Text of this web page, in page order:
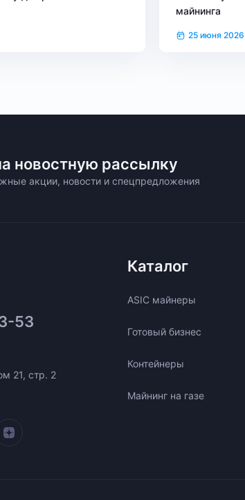
майнинга
25 июня 2026
новостную рассылку
акции, новости и спецпредложения
53
21, стр. 2
Каталог
ASIC майнеры
Готовый бизнес
Контейнеры
Майнинг на газе